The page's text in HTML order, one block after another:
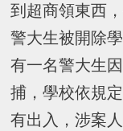
到超商領東西
警大生被開除
有一名警大生
捕，學校依規
有出入，涉案